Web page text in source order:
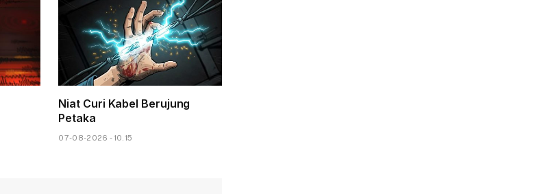
Niat Curi Kabel Berujung
Petaka
07-08-2026 - 10.15